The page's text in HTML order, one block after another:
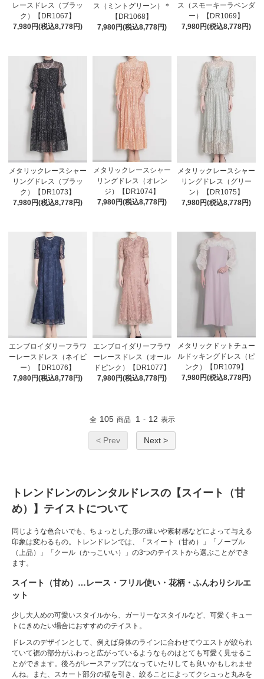
レースドレス（ブラッ
ク）【DR1067】
7,980円(税込8,778円)
ス（ミントグリーン）＊
【DR1068】
7,980円(税込8,778円)
ス（スモーキーラベンダ
ー）【DR1069】
7,980円(税込8,778円)
メタリックレースシャー
リングドレス（ブラッ
ク）【DR1073】
7,980円(税込8,778円)
メタリックレースシャー
リングドレス（オレン
ジ）【DR1074】
7,980円(税込8,778円)
メタリックレースシャー
リングドレス（グリー
ン）【DR1075】
7,980円(税込8,778円)
エンブロイダリーフラワ
ーレースドレス（ネイビ
ー）【DR1076】
7,980円(税込8,778円)
エンブロイダリーフラワ
ーレースドレス（オール
ドピンク）【DR1077】
7,980円(税込8,778円)
メタリックドットチュー
ルドッキングドレス（ピ
ンク）【DR1079】
7,980円(税込8,778円)
全 105 商品 1 - 12 表示
< Prev Next >
トレンドレンのレンタルドレスの【スイート（甘
め）】テイストについて
同じような色合いでも、ちょっとした形の違いや素材感などによって与える
印象は変わるもの。トレンドレンでは、「スイート（甘め）」「ノーブル
（上品）」「クール（かっこいい）」の3つのテイストから選ぶことができ
ます。
スイート（甘め）…レース・フリル使い・花柄・ふんわりシルエ
ット
少し大人めの可愛いスタイルから、ガーリーなスタイルなど、可愛くキュー
トにきめたい場合におすすめのテイスト。
ドレスのデザインとして、例えば身体のラインに合わせてウエストが絞られ
ていて裾の部分がふわっと広がっているようなものはとても可愛く見せるこ
とができます。後ろがレースアップになっていたりしても良いかもしれませ
んね。また、スカート部分の裾を引き、絞ることによってクシュっと丸みを